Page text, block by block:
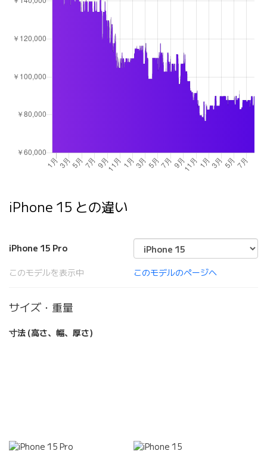
iPhone 15 との違い
iPhone 15 Pro
このモデルを表示中 このモデルのページへ
サイズ・重量
寸法 (高さ、幅、厚さ)